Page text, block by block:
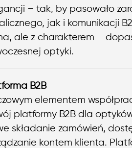
– tak, by pasowało
jak i komunikacji
ale z charakterem –
optyki.
B2B
elementem
platformy B2B dla
składanie zamówień,
kontem klienta.